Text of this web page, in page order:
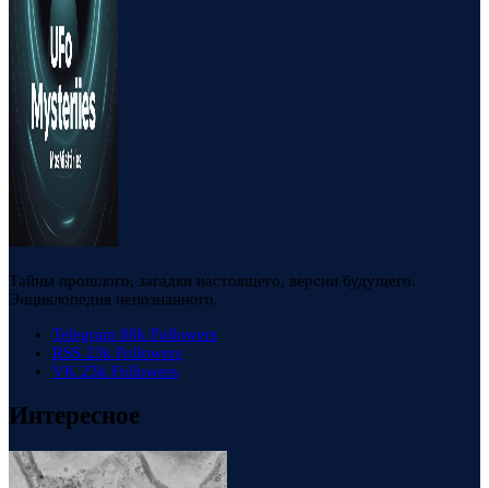
Тайны прошлого, загадки настоящего, версии будущего.
Энциклопедия непознанного.
Telegram 88k Followers
RSS 23k Followers
VK 23k Followers
Интересное